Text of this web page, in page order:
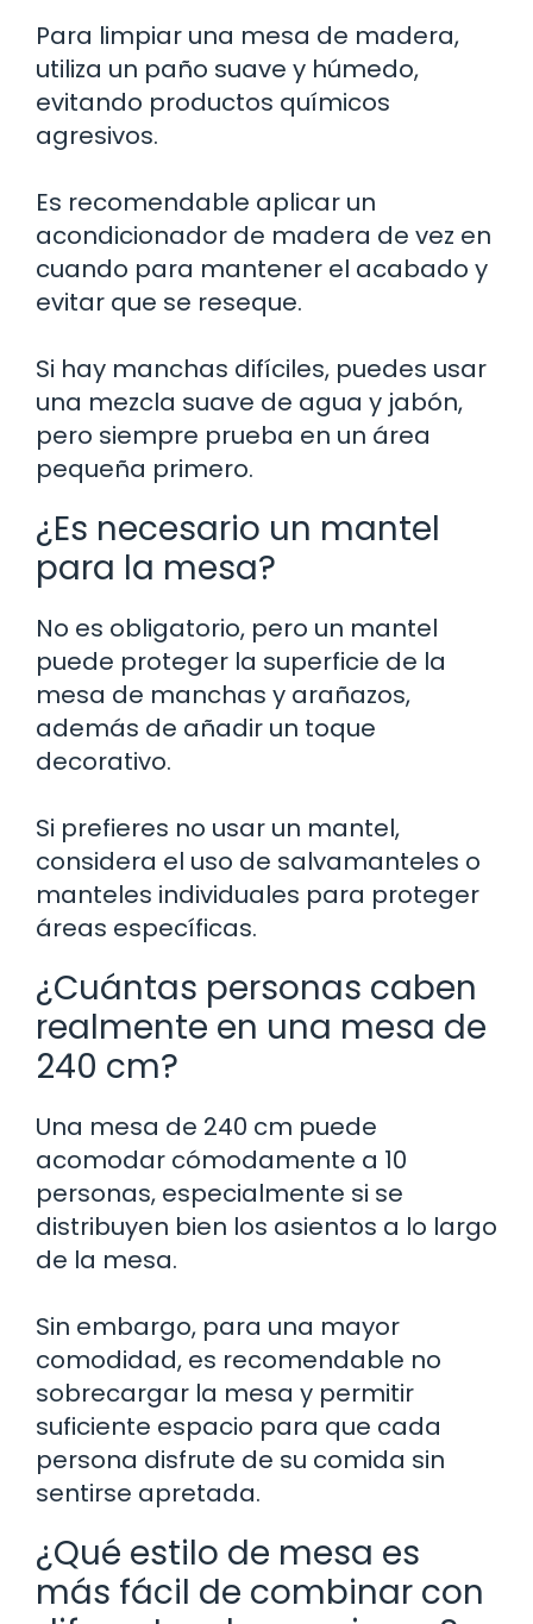
Para limpiar una mesa de madera,
utiliza un paño suave y húmedo,
evitando productos químicos
agresivos.
Es recomendable aplicar un
acondicionador de madera de vez en
cuando para mantener el acabado y
evitar que se reseque.
Si hay manchas difíciles, puedes usar
una mezcla suave de agua y jabón,
pero siempre prueba en un área
pequeña primero.
¿Es necesario un mantel
para la mesa?
No es obligatorio, pero un mantel
puede proteger la superficie de la
mesa de manchas y arañazos,
además de añadir un toque
decorativo.
Si prefieres no usar un mantel,
considera el uso de salvamanteles o
manteles individuales para proteger
áreas específicas.
¿Cuántas personas caben
realmente en una mesa de
240 cm?
Una mesa de 240 cm puede
acomodar cómodamente a 10
personas, especialmente si se
distribuyen bien los asientos a lo largo
de la mesa.
Sin embargo, para una mayor
comodidad, es recomendable no
sobrecargar la mesa y permitir
suficiente espacio para que cada
persona disfrute de su comida sin
sentirse apretada.
¿Qué estilo de mesa es
más fácil de combinar con